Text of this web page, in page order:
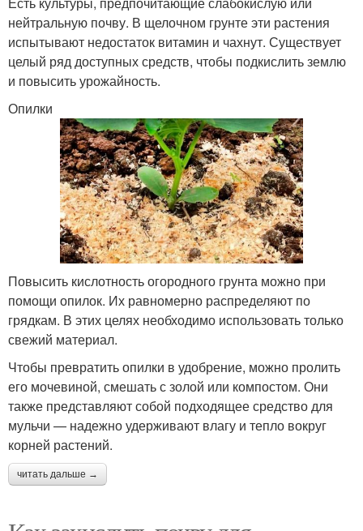
нейтральную почву. В щелочном грунте эти растения
испытывают недостаток витамин и чахнут. Существует
целый ряд доступных средств, чтобы подкислить землю
и повысить урожайность.
Опилки
Повысить кислотность огородного грунта можно при
помощи опилок. Их равномерно распределяют по
грядкам. В этих целях необходимо использовать только
свежий материал.
Чтобы превратить опилки в удобрение, можно пролить
его мочевиной, смешать с золой или компостом. Они
также представляют собой подходящее средство для
мульчи — надежно удерживают влагу и тепло вокруг
корней растений.
читать дальше →